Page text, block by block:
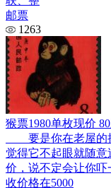
邮票
1263
猴票1980单枚现价
要是你在老屋的抽
觉得它不起眼就随
价，说不定会让你吓
收价格在5000